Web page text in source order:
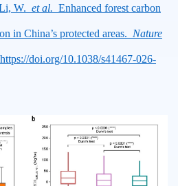
W. et al. Enhanced forest carbon
in China’s protected areas. Nature
doi.org/10.1038/s41467-026-